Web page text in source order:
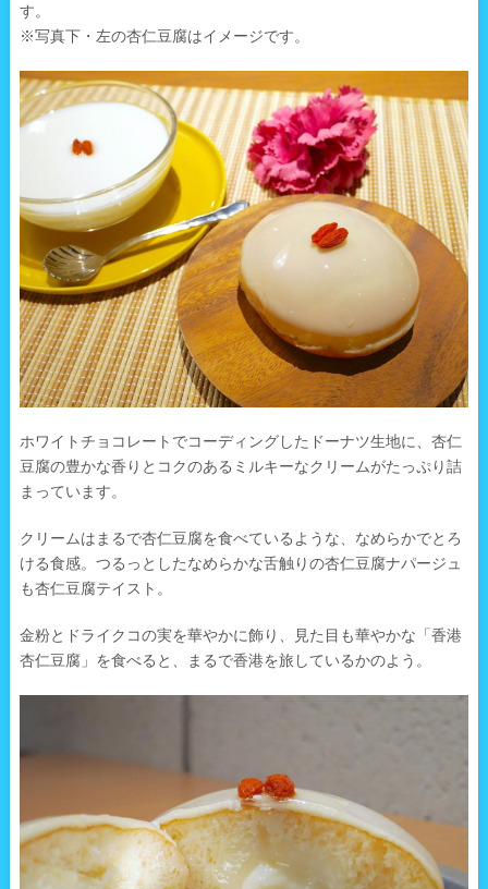
す。
※写真下・左の杏仁豆腐はイメージです。
ホワイトチョコレートでコーディングしたドーナツ生地に、杏仁
豆腐の豊かな香りとコクのあるミルキーなクリームがたっぷり詰
まっています。
クリームはまるで杏仁豆腐を食べているような、なめらかでとろ
ける食感。つるっとしたなめらかな舌触りの杏仁豆腐ナパージュ
も杏仁豆腐テイスト。
金粉とドライクコの実を華やかに飾り、見た目も華やかな「香港
杏仁豆腐」を食べると、まるで香港を旅しているかのよう。